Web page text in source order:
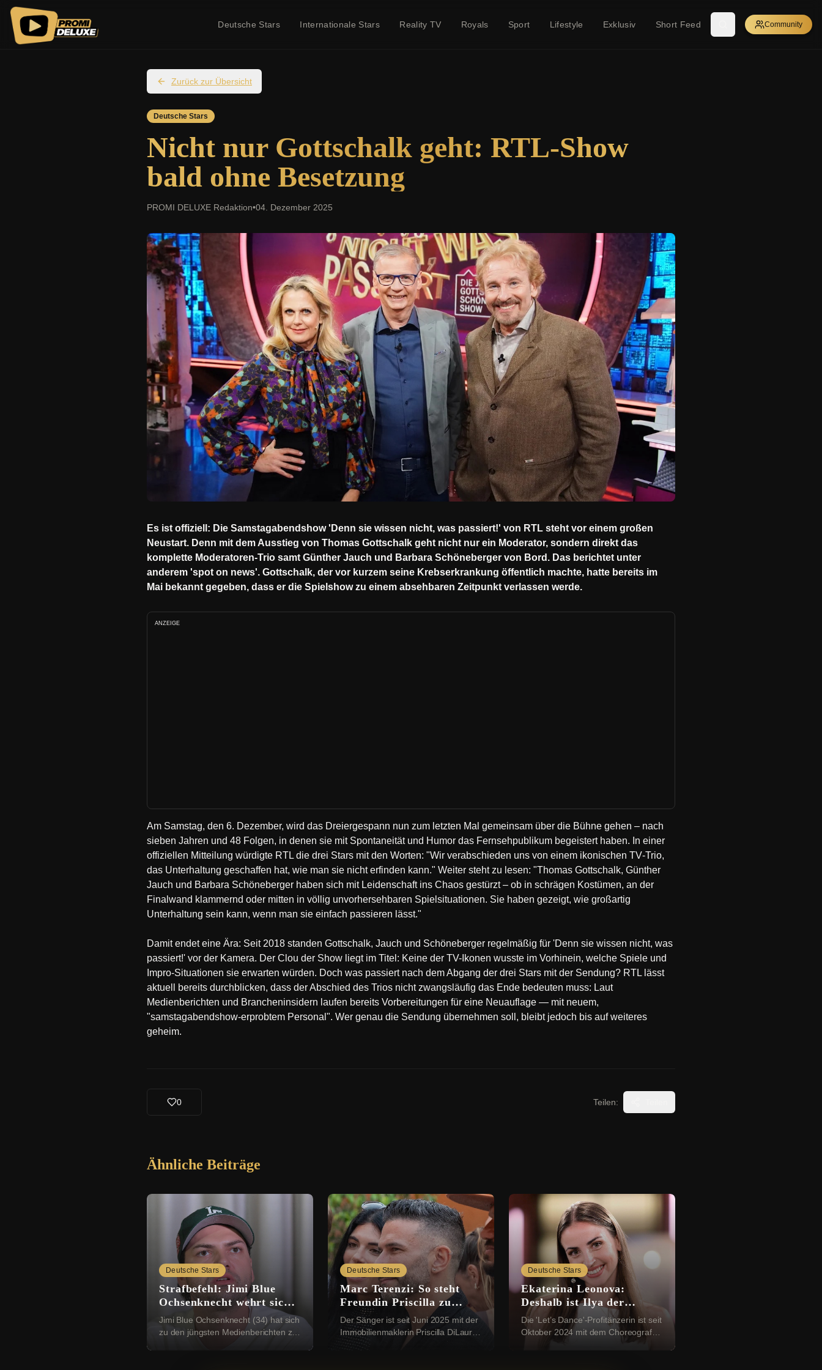
Deutsche Stars Internationale Stars Reality TV Royals Sport Lifestyle Exklusiv Short Feed Community
Zurück zur Übersicht
Deutsche Stars
Nicht nur Gottschalk geht: RTL-Show
bald ohne Besetzung
PROMI DELUXE Redaktion•04. Dezember 2025
Es ist offiziell: Die Samstagabendshow 'Denn sie wissen nicht, was passiert!' von RTL steht vor einem großen
Neustart. Denn mit dem Ausstieg von Thomas Gottschalk geht nicht nur ein Moderator, sondern direkt das
komplette Moderatoren-Trio samt Günther Jauch und Barbara Schöneberger von Bord. Das berichtet unter
anderem 'spot on news'. Gottschalk, der vor kurzem seine Krebserkrankung öffentlich machte, hatte bereits im
Mai bekannt gegeben, dass er die Spielshow zu einem absehbaren Zeitpunkt verlassen werde.
ANZEIGE
Am Samstag, den 6. Dezember, wird das Dreiergespann nun zum letzten Mal gemeinsam über die Bühne gehen – nach
sieben Jahren und 48 Folgen, in denen sie mit Spontaneität und Humor das Fernsehpublikum begeistert haben. In einer
offiziellen Mitteilung würdigte RTL die drei Stars mit den Worten: "Wir verabschieden uns von einem ikonischen TV‑Trio,
das Unterhaltung geschaffen hat, wie man sie nicht erfinden kann." Weiter steht zu lesen: "Thomas Gottschalk, Günther
Jauch und Barbara Schöneberger haben sich mit Leidenschaft ins Chaos gestürzt – ob in schrägen Kostümen, an der
Finalwand klammernd oder mitten in völlig unvorhersehbaren Spielsituationen. Sie haben gezeigt, wie großartig
Unterhaltung sein kann, wenn man sie einfach passieren lässt."
Damit endet eine Ära: Seit 2018 standen Gottschalk, Jauch und Schöneberger regelmäßig für 'Denn sie wissen nicht, was
passiert!' vor der Kamera. Der Clou der Show liegt im Titel: Keine der TV-Ikonen wusste im Vorhinein, welche Spiele und
Impro-Situationen sie erwarten würden. Doch was passiert nach dem Abgang der drei Stars mit der Sendung? RTL lässt
aktuell bereits durchblicken, dass der Abschied des Trios nicht zwangsläufig das Ende bedeuten muss: Laut
Medienberichten und Brancheninsidern laufen bereits Vorbereitungen für eine Neuauflage — mit neuem,
"samstagabendshow-erprobtem Personal". Wer genau die Sendung übernehmen soll, bleibt jedoch bis auf weiteres
geheim.
0 Teilen:
Ähnliche Beiträge
Deutsche Stars
Strafbefehl: Jimi Blue
Ochsenknecht wehrt sich
gegen falsche Berichte
Jimi Blue Ochsenknecht (34) hat sich
zu den jüngsten Medienberichten zu
Deutsche Stars
Marc Terenzi: So steht
Freundin Priscilla zu
seinen Kindern
Der Sänger ist seit Juni 2025 mit der
Immobilienmaklerin Priscilla DiLaura
Deutsche Stars
Ekaterina Leonova:
Deshalb ist Ilya der
Richtige
Die 'Let’s Dance'-Profitänzerin ist seit
Oktober 2024 mit dem Choreografen